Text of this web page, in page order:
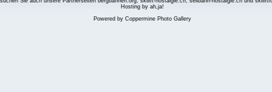
Hosting by ah,ja!
Powered by Coppermine Photo Gallery